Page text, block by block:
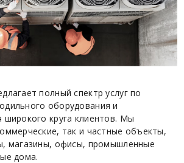
полный спектр услуг по
оборудования и
широкого круга клиентов. Мы
так и частные объекты,
магазины, офисы, промышленные
дома.